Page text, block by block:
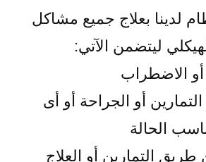
لدينا بعلاج جميع مشاكل
ليتضمن الآتي:
الاضطراب
التمارين أو الجراحة أو أى
الحالة
طريق التمارين أو العلاج